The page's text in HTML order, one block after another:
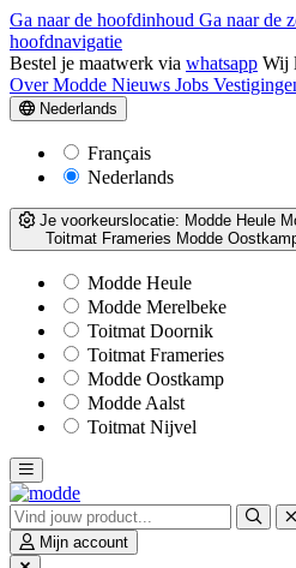
Ga naar de hoofdinhoud Ga naar de
hoofdnavigatie
Bestel je maatwerk via whatsapp Wij
Over Modde Nieuws Jobs
Nederlands
Français
Nederlands
Je voorkeurslocatie: Modde Heule
Toitmat Frameries Modde
Modde Heule
Modde Merelbeke
Toitmat Doornik
Toitmat Frameries
Modde Oostkamp
Modde Aalst
Toitmat Nijvel
Mijn account